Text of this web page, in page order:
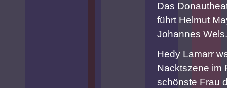
Das
führt Helmut
Johannes Wels.
Hedy Lamarr
Nacktszene im
schönste Frau